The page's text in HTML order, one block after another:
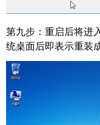
第九步：重启后将进
统桌面后即表示重装